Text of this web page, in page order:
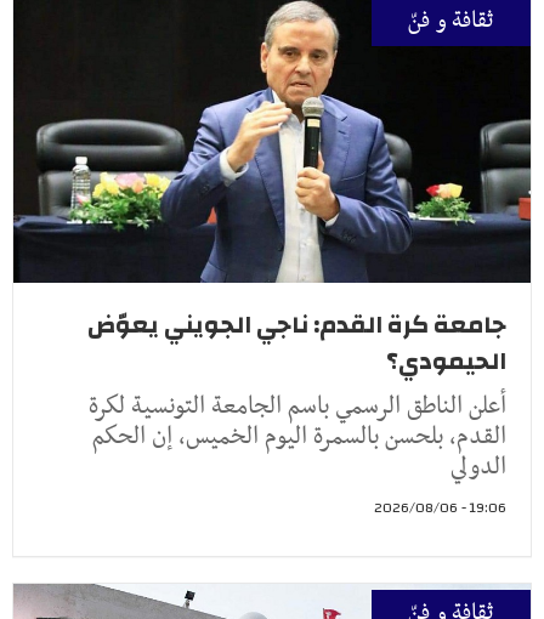
ثقافة و فنّ
جامعة كرة القدم: ناجي الجويني يعوّض
الحيمودي؟
أعلن الناطق الرسمي باسم الجامعة التونسية لكرة
القدم، بلحسن بالسمرة اليوم الخميس، إن الحكم
الدولي
19:06 - 2026/08/06